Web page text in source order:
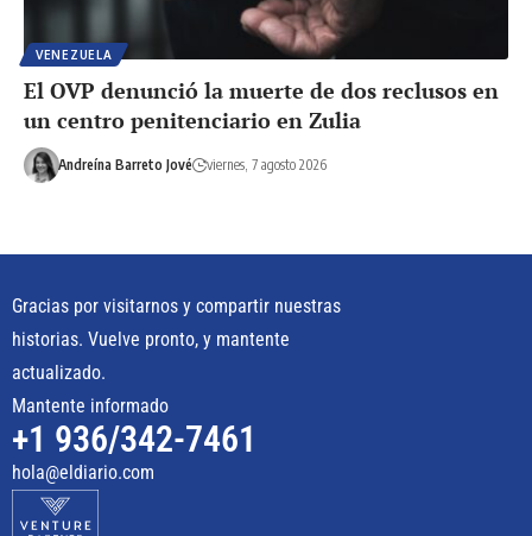
VENEZUELA
El OVP denunció la muerte de dos reclusos en
un centro penitenciario en Zulia
Andreína Barreto Jové viernes, 7 agosto 2026
Gracias por visitarnos y compartir nuestras
historias. Vuelve pronto, y mantente
actualizado.
Mantente informado
+1 936/342-7461
hola@eldiario.com